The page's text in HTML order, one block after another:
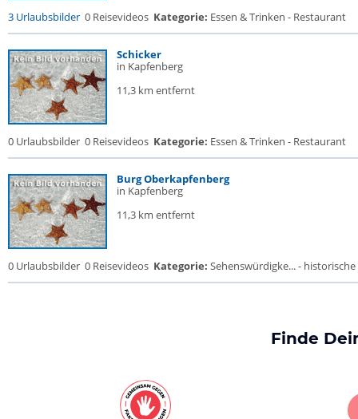
3 Urlaubsbilder 0 Reisevideos Kategorie: Essen & Trinken - Restaurant
Schicker
in Kapfenberg
11,3 km entfernt
0 Urlaubsbilder 0 Reisevideos Kategorie: Essen & Trinken - Restaurant
Burg Oberkapfenberg
in Kapfenberg
11,3 km entfernt
0 Urlaubsbilder 0 Reisevideos Kategorie: Sehenswürdigke... - historische
Finde